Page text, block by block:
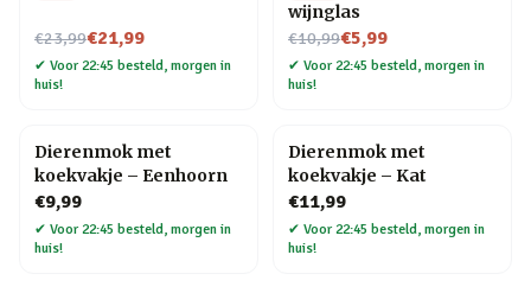
€23,99
Nu voor€21,99
✔ Voor 22:45 besteld, morgen in
huis!
wijnglas
€10,99
Nu voor€5,99
✔ Voor 22:45 besteld, morgen in
huis!
Dierenmok met
koekvakje – Eenhoorn
€9,99
✔ Voor 22:45 besteld, morgen in
huis!
Dierenmok met
koekvakje – Kat
€11,99
✔ Voor 22:45 besteld, morgen in
huis!